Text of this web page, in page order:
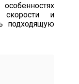
и
подходящую